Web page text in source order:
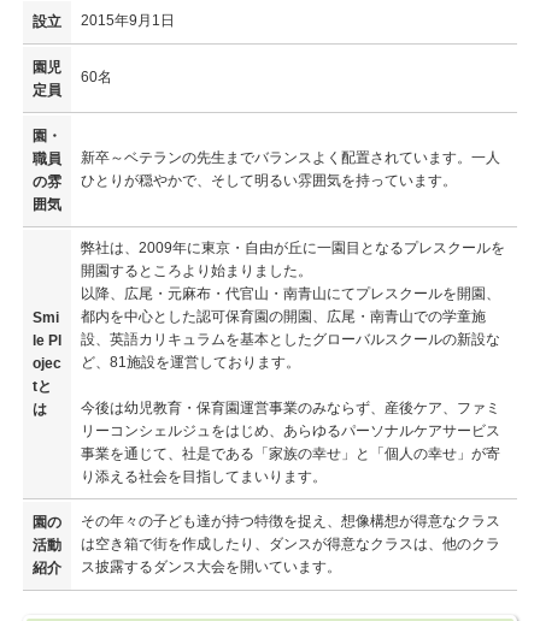
設立 2015年9月1日
園児
定員
60名
園・
職員
の雰
囲気
新卒～ベテランの先生までバランスよく配置されています。一人
ひとりが穏やかで、そして明るい雰囲気を持っています。
Smi
le Pl
ojec
tと
は
弊社は、2009年に東京・自由が丘に一園目となるプレスクールを
開園するところより始まりました。
以降、広尾・元麻布・代官山・南青山にてプレスクールを開園、
都内を中心とした認可保育園の開園、広尾・南青山での学童施
設、英語カリキュラムを基本としたグローバルスクールの新設な
ど、81施設を運営しております。
今後は幼児教育・保育園運営事業のみならず、産後ケア、ファミ
リーコンシェルジュをはじめ、あらゆるパーソナルケアサービス
事業を通じて、社是である「家族の幸せ」と「個人の幸せ」が寄
り添える社会を目指してまいります。
園の
活動
紹介
その年々の子ども達が持つ特徴を捉え、想像構想が得意なクラス
は空き箱で街を作成したり、ダンスが得意なクラスは、他のクラ
ス披露するダンス大会を開いています。